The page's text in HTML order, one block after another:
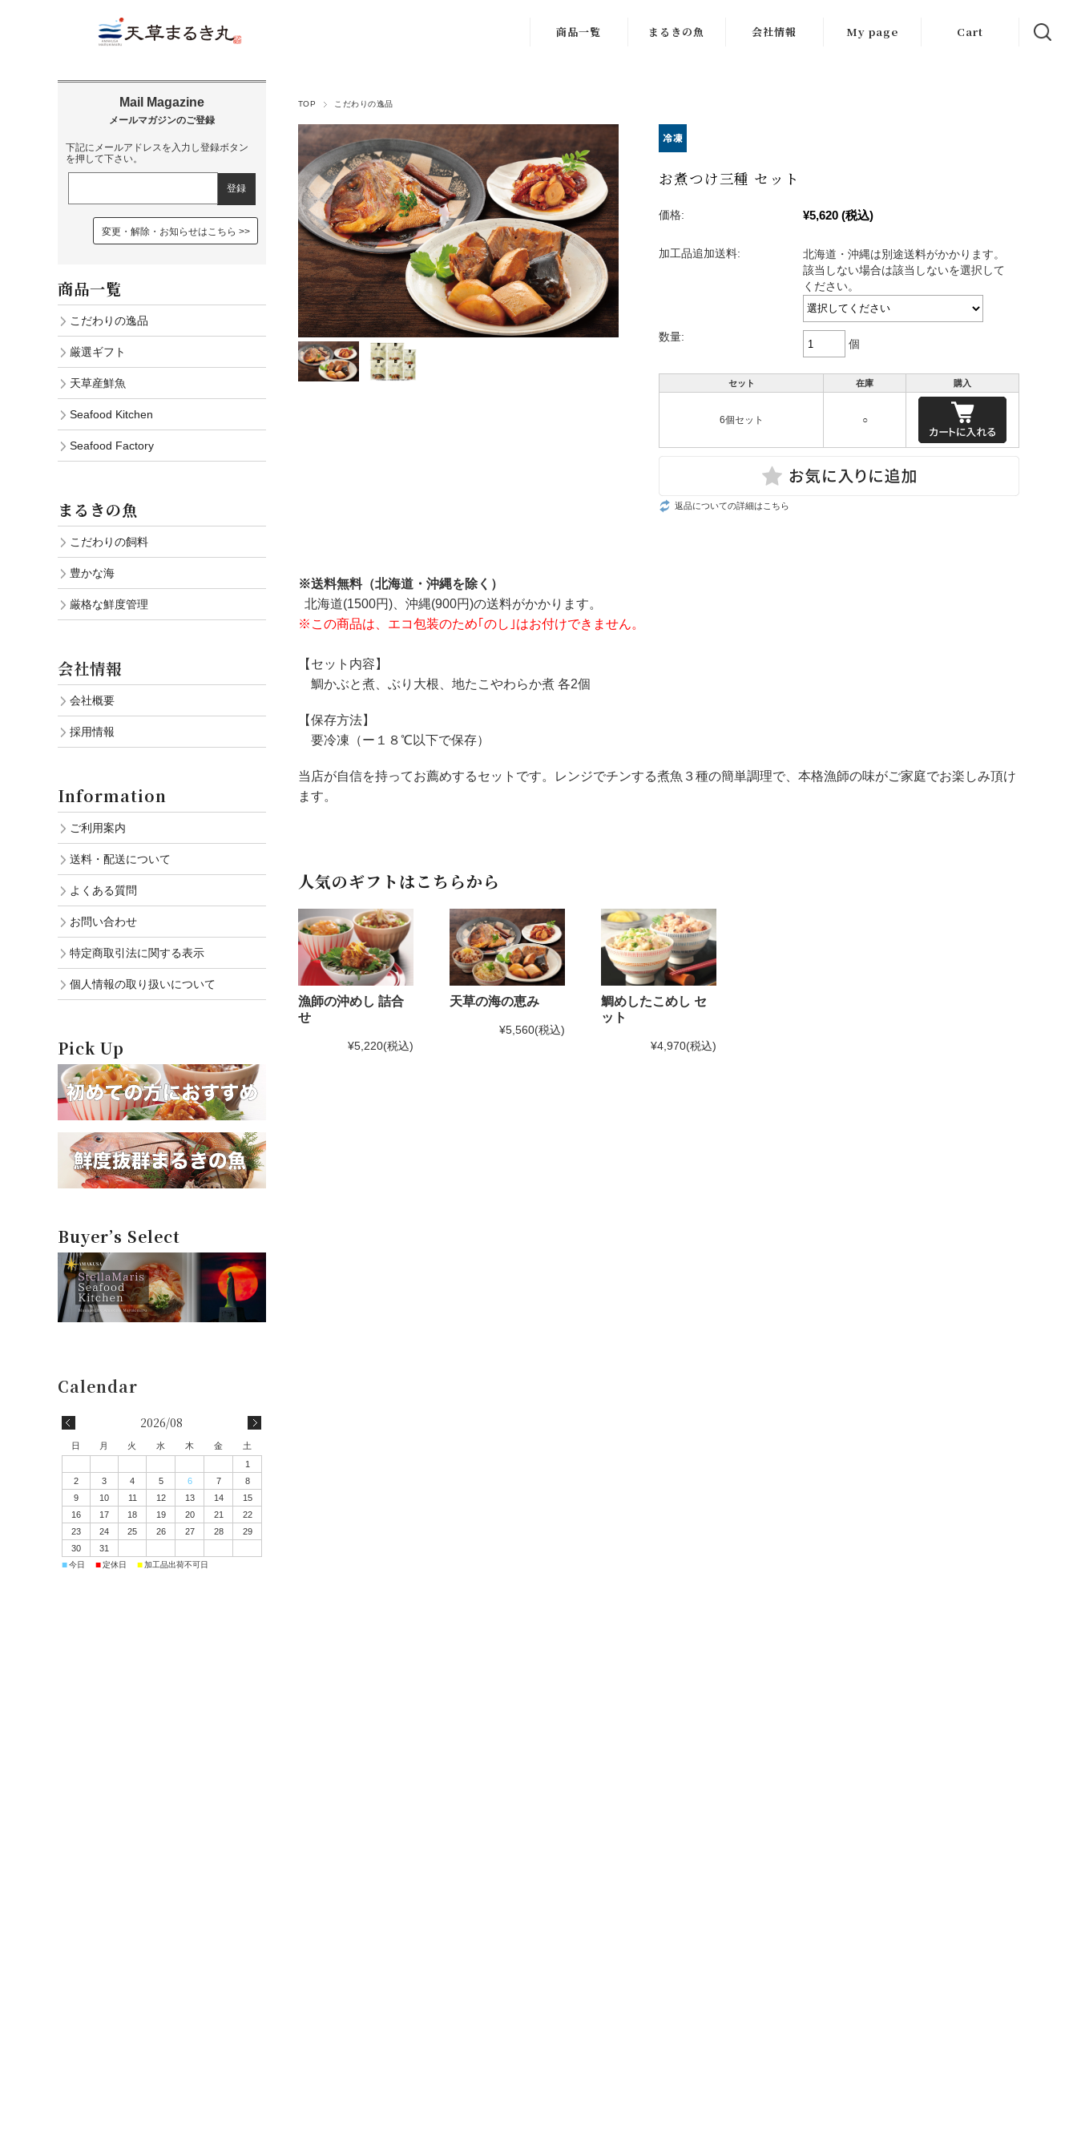
商品一覧
天草産鮮魚
Seafood
Kitchen
Seafood
Factory
まるきの魚
厳格な鮮度管理
会社情報 My page Cart
TOP こだわりの逸品
お煮つけ三種 セット
価格: ¥5,620 (税込)
加工品追加送料:
北海道・沖縄は別途送料がかかります。
該当しない場合は該当しないを選択して
ください。
数量:
個
セット 在庫 購入
6個セット ○
返品についての詳細はこちら
※送料無料（北海道・沖縄を除く）
北海道(1500円)、沖縄(900円)の送料がかかります。
※この商品は、エコ包装のため｢のし｣はお付けできません。
【セット内容】
鯛かぶと煮、ぶり大根、地たこやわらか煮 各2個
【保存方法】
要冷凍（ー１８℃以下で保存）
当店が自信を持ってお薦めするセットです。レンジでチンする煮魚３種の簡単調理で、本格漁師の味がご家庭でお楽しみ頂け
ます。
人気のギフトはこちらから
漁師の沖めし 詰合
せ
¥5,220(税込)
天草の海の恵み
¥5,560(税込)
鯛めしたこめし セ
ット
¥4,970(税込)
下記にメールアドレスを入力し登録ボタン
を押して下さい。
変更・解除・お知らせはこちら
商品一覧
こだわりの逸品
厳選ギフト
天草産鮮魚
Seafood Kitchen
Seafood Factory
まるきの魚
こだわりの飼料
豊かな海
厳格な鮮度管理
会社情報
会社概要
採用情報
Information
ご利用案内
送料・配送について
よくある質問
お問い合わせ
特定商取引法に関する表示
個人情報の取り扱いについて
Pick Up
Buyer’s Select
2026/08
日 月 火 水 木 金
土
1
2
3 4 5 6 7
8
9
10 11 12 13 14
15
16
17 18 19 20 21
22
23
24 25 26 27 28
29
30
31
■今日 ■定休日 ■加工品出荷不可日